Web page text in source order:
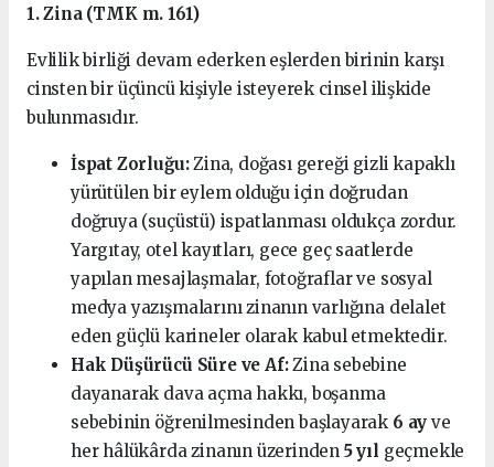
1. Zina (TMK m. 161)
Evlilik birliği devam ederken eşlerden birinin karşı
cinsten bir üçüncü kişiyle isteyerek cinsel ilişkide
bulunmasıdır.
İspat Zorluğu:Zina, doğası gereği gizli kapaklı
yürütülen bir eylem olduğu için doğrudan
doğruya (suçüstü) ispatlanması oldukça zordur.
Yargıtay, otel kayıtları, gece geç saatlerde
yapılan mesajlaşmalar, fotoğraflar ve sosyal
medya yazışmalarını zinanın varlığına delalet
eden güçlü karineler olarak kabul etmektedir.
Hak Düşürücü Süre ve Af:Zina sebebine
dayanarak dava açma hakkı, boşanma
sebebinin öğrenilmesinden başlayarak 6 ay ve
her hâlükârda zinanın üzerinden 5 yıl geçmekle